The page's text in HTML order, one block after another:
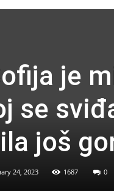
je
se
još
24, 2023 1687 0